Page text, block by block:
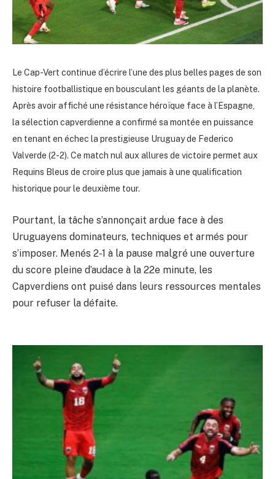
Le Cap-Vert continue d’écrire l’une des plus belles pages de son
histoire footballistique en bousculant les géants de la planète.
Après avoir affiché une résistance héroïque face à l’Espagne,
la sélection capverdienne a confirmé sa montée en puissance
en tenant en échec la prestigieuse Uruguay de Federico
Valverde (2-2). Ce match nul aux allures de victoire permet aux
Requins Bleus de croire plus que jamais à une qualification
historique pour le deuxième tour.
Pourtant, la tâche s’annonçait ardue face à des
Uruguayens dominateurs, techniques et armés pour
s’imposer. Menés 2-1 à la pause malgré une ouverture
du score pleine d’audace à la 22e minute, les
Capverdiens ont puisé dans leurs ressources mentales
pour refuser la défaite.